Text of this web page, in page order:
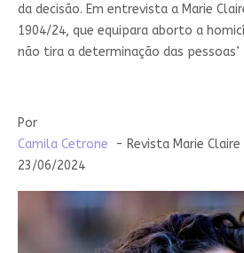
da decisão. Em entrevista a Marie
1904/24, que equipara aborto a
não tira a determinação das pessoas’
Por
Camila Cetrone
- Revista Marie
23/06/2024